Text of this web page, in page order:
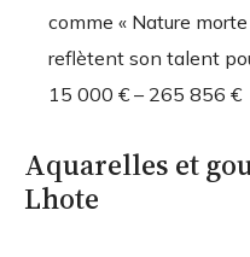
comme « Nature
reflètent son talent
15 000 € – 265 856 €
Aquarelles et
Lhote